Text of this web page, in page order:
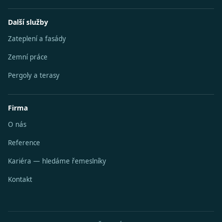
Další služby
Zateplení a fasády
Zemní práce
Pergoly a terasy
Firma
O nás
Reference
Kariéra — hledáme řemeslníky
Kontakt